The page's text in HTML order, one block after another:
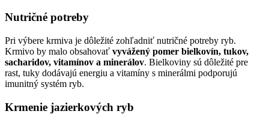
Nutričné potreby
Pri výbere krmiva je dôležité zohľadniť nutričné potreby ryb.
Krmivo by malo obsahovať vyvážený pomer bielkovín, tukov,
sacharidov, vitamínov a minerálov. Bielkoviny sú dôležité pre
rast, tuky dodávajú energiu a vitamíny s minerálmi podporujú
imunitný systém ryb.
Krmenie jazierkových ryb